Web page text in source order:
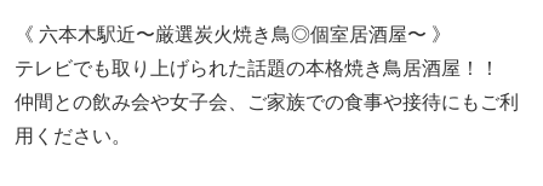
《 六本木駅近〜厳選炭火焼き鳥◎個室居酒屋〜 》
テレビでも取り上げられた話題の本格焼き鳥居酒屋！！
仲間との飲み会や女子会、ご家族での食事や接待にもご利
用ください。